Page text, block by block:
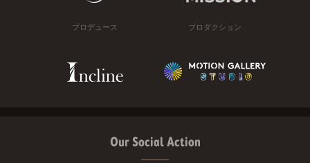
プロデュース プロダクション
Our Social Action